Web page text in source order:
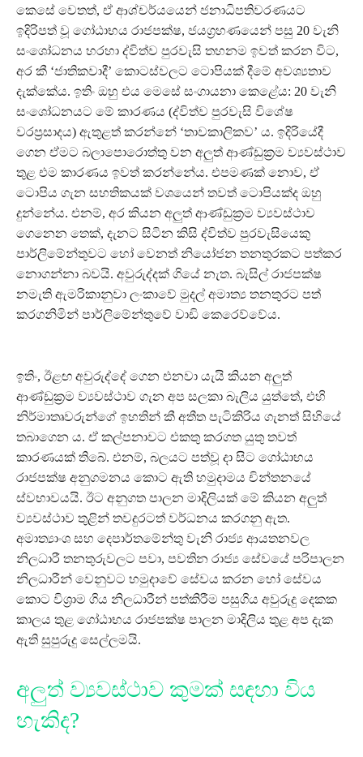
කෙසේ වෙතත්, ඒ ආශ්චර්යයෙන් ජනාධිපතිවරණයට
ඉදිරිපත් වූ ගෝඨාභය රාජපක්ෂ, ජයග්‍රහණයෙන් පසු 20 වැනි
සංශෝධනය හරහා ද්විත්ව පුරවැසි තහනම ඉවත් කරන විට,
අර කී ‘ජාතිකවාදී’ කොටස්වලට ටොපියක් දීමේ අවශ්‍යතාව
දැක්කේය. ඉතිං ඔහු එය මෙසේ සංගායනා කෙළේය: 20 වැනි
සංශෝධනයට මේ කාරණය (ද්විත්ව පුරවැසි විශේෂ
වරප්‍රසාදය) ඇතුළත් කරන්නේ ‘තාවකාලිකව’ ය. ඉදිරියේදී
ගෙන ඒමට බලාපොරොත්තු වන අලුත් ආණ්ඩුක්‍රම ව්‍යවස්ථාව
තුළ එම කාරණය ඉවත් කරන්නේය. එපමණක් නොව, ඒ
ටොපිය ගැන සහතිකයක් වශයෙන් තවත් ටොපියක්ද ඔහු
දුන්නේය. එනම්, අර කියන අලුත් ආණ්ඩුක්‍රම ව්‍යවස්ථාව
ගෙනෙන තෙක්, දැනට සිටින කිසි ද්විත්ව පුරවැසියෙකු
පාර්ලිමේන්තුවට හෝ වෙනත් නියෝජන තනතුරකට පත්කර
නොගන්නා බවයි. අවුරුද්දක් ගියේ නැත. බැසිල් රාජපක්ෂ
නමැති ඇමරිකානුවා ලංකාවේ මුදල් අමාත්‍ය තනතුරට පත්
කරගනිමින් පාර්ලිමේන්තුවේ වාඩි කෙරෙව්වේය.
ඉතිං, ඊළඟ අවුරුද්දේ ගෙන එනවා යැයි කියන අලුත්
ආණ්ඩුක්‍රම ව්‍යවස්ථාව ගැන අප සලකා බැලිය යුත්තේ, එහි
නිර්මාතෘවරුන්ගේ ඉහතින් කී අතීත පැටිකිරිය ගැනත් සිහියේ
තබාගෙන ය. ඒ කල්පනාවට එකතු කරගත යුතු තවත්
කාරණයක් තිබේ. එනම්, බලයට පත්වූ දා සිට ගෝඨාභය
රාජපක්ෂ අනුගමනය කොට ඇති හමුදාමය චින්තනයේ
ස්වභාවයයි. ඊට අනුගත පාලන මාදිලියක් මේ කියන අලුත්
ව්‍යවස්ථාව තුළින් තවදුරටත් වර්ධනය කරගනු ඇත.
අමාත්‍යාංශ සහ දෙපාර්තමේන්තු වැනි රාජ්‍ය ආයතනවල
නිලධාරී තනතුරුවලට පවා, පවතින රාජ්‍ය සේවයේ පරිපාලන
නිලධාරීන් වෙනුවට හමුදාවේ සේවය කරන හෝ සේවය
කොට විශ්‍රාම ගිය නිලධාරීන් පත්කිරීම පසුගිය අවුරුදු දෙකක
කාලය තුළ ගෝඨාභය රාජපක්ෂ පාලන මාදිලිය තුළ අප දැක
ඇති සුපුරුදු සෙල්ලමයි.
අලුත් ව්‍යවස්ථාව කුමක් සඳහා විය
හැකිද?